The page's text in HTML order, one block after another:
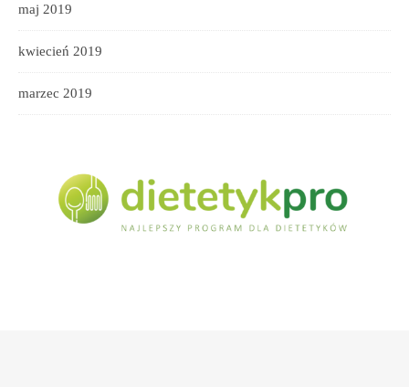
maj 2019
kwiecień 2019
marzec 2019